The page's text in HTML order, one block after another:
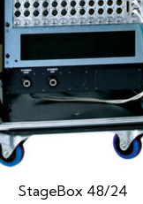
StageBox 48/24